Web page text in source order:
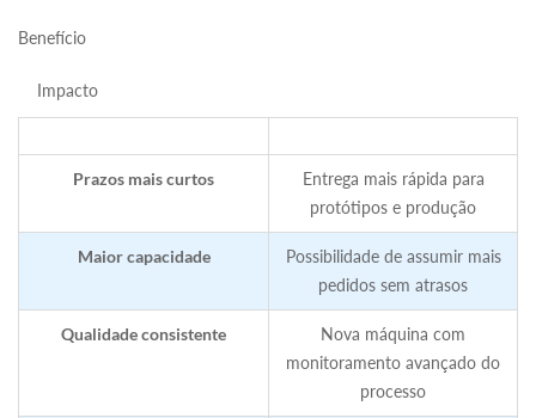
Benefício
Impacto
Prazos mais curtos
Entrega mais rápida para
protótipos e produção
Maior capacidade
Possibilidade de assumir mais
pedidos sem atrasos
Qualidade consistente
Nova máquina com
monitoramento avançado do
processo